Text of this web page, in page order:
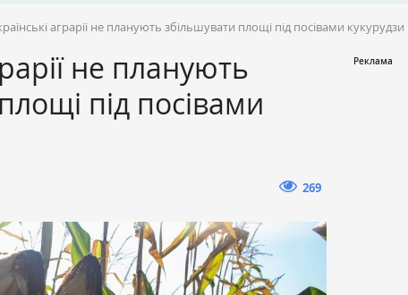
аграрії не планують збільшувати площі під посівами кукурудзи
не планують
під посівами
269